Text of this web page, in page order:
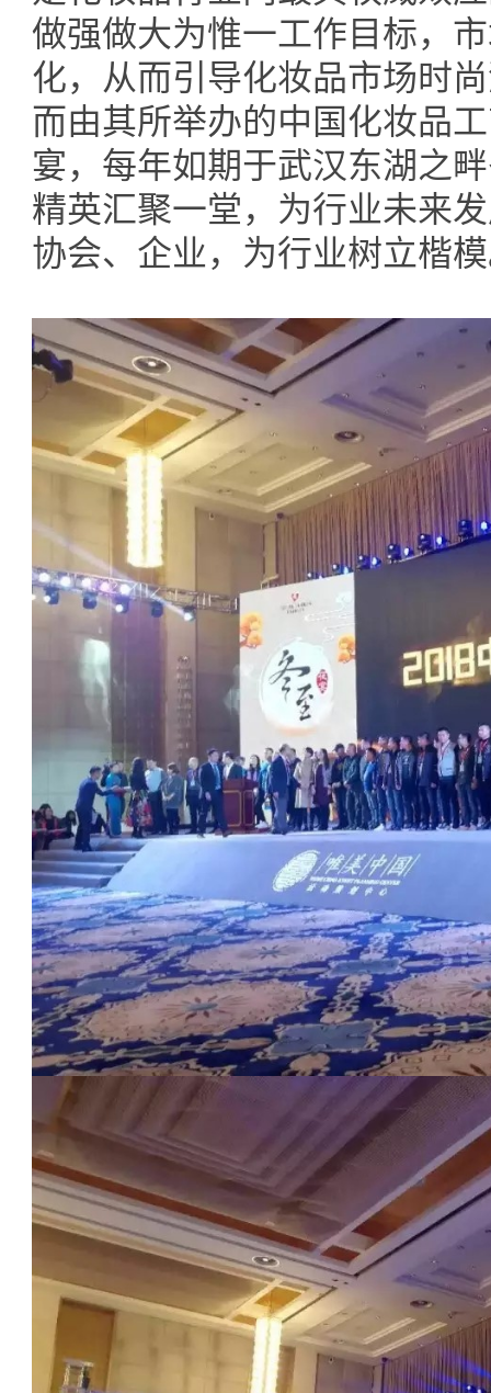
做强做大为惟一工作目标，
化，从而引导化妆品市场时
而由其所举办的中国化妆品
宴，每年如期于武汉东湖之
精英汇聚一堂，为行业未来
协会、企业，为行业树立楷